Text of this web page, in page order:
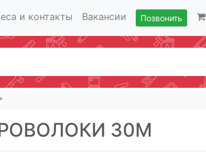
и контакты Вакансии Позвонить
30М